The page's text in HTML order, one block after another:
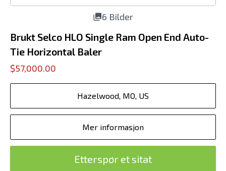
6 Bilder
Brukt Selco HLO Single Ram Open End Auto-
Tie Horizontal Baler
$57,000.00
Hazelwood, MO, US
Mer informasjon
Etterspør et sitat